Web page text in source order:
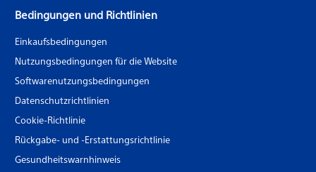
Bedingungen und Richtlinien
Einkaufsbedingungen
Nutzungsbedingungen für die Website
Softwarenutzungsbedingungen
Datenschutzrichtlinien
Cookie-Richtlinie
Rückgabe- und -Erstattungsrichtlinie
Gesundheitswarnhinweis